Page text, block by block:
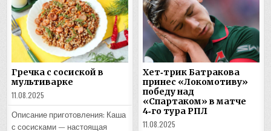
Гречка с сосиской в
мультиварке
11.08.2025
Описание приготовления: Каша
с сосисками — настоящая
Хет‑трик Батракова
принес «Локомотиву»
победу над
«Спартаком» в матче
4‑го тура РПЛ
11.08.2025